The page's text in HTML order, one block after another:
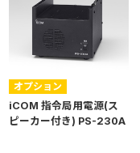
オプション
iCOM 指令局用電源(ス
ピーカー付き) PS-230A